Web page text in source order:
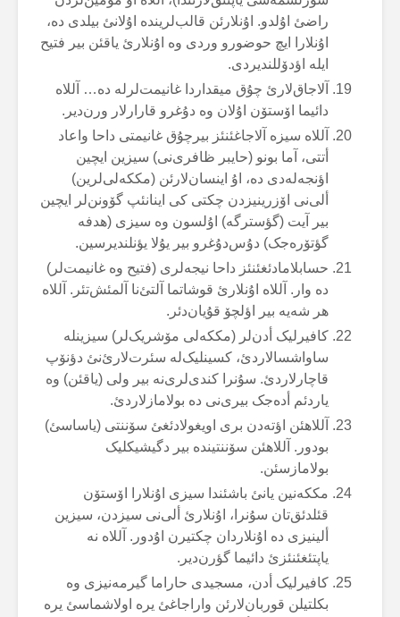
راضئ اۇلدو. اۇنلارئن قالب‌لریندە اۇلانئ بیلدی دە،
اۇنلارا ایچ حوضورو وردی وە اۇنلارئ یاقئن بیر فتیح
ایلە اؤدۆللندیردی.
آلاجاق‌لارئ چۇق میقداردا غانیمت‌لرلە دە… آللاە
دائیما اۆستۆن اۇلان وە دۇغرو قارارلار ورن‌دیر.
آللاە سیزە آلاجاغئنئز بیرچۇق غانیمتی داحا واعاد
أتتی، آما بونو (حایبر ظافری‌نی) سیزین ایچین
اؤنجەلەدی دە، اۇ اینسان‌لارئن (مککەلی‌لرین)
ألی‌نی اۆزرینیزدن چکتی کی اینانئپ گۆونن‌لر ایچین
بیر آیت (گؤسترگە) اۇلسون وە سیزی (هدفە
گؤتۆرەجک) دۇس‌دۇغرو بیر یۇلا یؤنلندیرسین.
حسابلامادئغئنئز داحا نیجەلری (فتیح وە غانیمت‌لر)
دە وار. آللاە اۇنلارئ قوشاتما آلتئ‌نا آلمئش‌تئر. آللاە
هر شەیە بیر اؤلچۆ قۇیان‌دئر.
کافیرلیک أدن‌لر (مککەلی مۆشریک‌لر) سیزینلە
ساواشسالاردئ، کسینلیک‌لە سئرت‌لارئ‌نئ دؤنۆپ
قاچارلاردئ. سۇنرا کندی‌لری‌نە بیر ولی (یاقئن) وە
یاردئم أدەجک بیری‌نی دە بولامازلاردئ.
آللاهئن اؤتەدن بری اویغولادئغئ سۆننتی (یاساسئ)
بودور. آللاهئن سۆننتیندە بیر دگیشیکلیک
بولامازسئن.
مککەنین یانئ باشئندا سیزی اۇنلارا اۆستۆن
قئلدئق‌تان سۇنرا، اۇنلارئ ألی‌نی سیزدن، سیزین
ألینیزی دە اۇنلاردان چکتیرن اۇدور. آللاە نە
یاپتئغئنئزئ دائیما گؤرن‌دیر.
کافیرلیک أدن، مسجیدی حاراما گیرمەنیزی وە
بکلتیلن قوربان‌لارئن واراجاغئ یرە اولاشماسئ یرە